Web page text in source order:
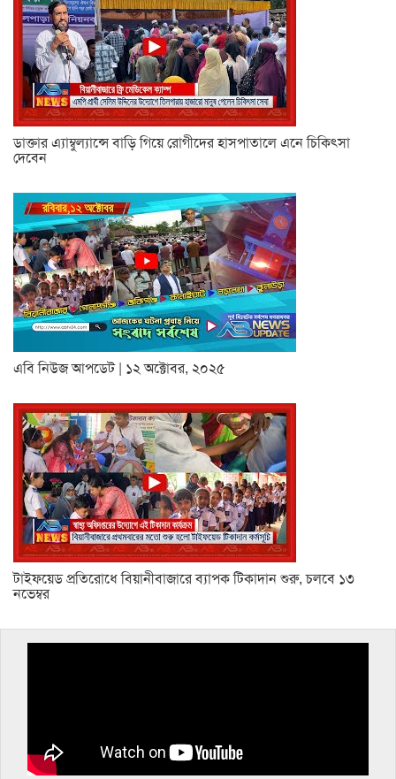
ডাক্তার এ্যাম্বুল্যান্সে বাড়ি গিয়ে রোগীদের হাসপাতালে এনে চিকিৎসা
দেবেন
এবি নিউজ আপডেট | ১২ অক্টোবর, ২০২৫
টাইফয়েড প্রতিরোধে বিয়ানীবাজারে ব্যাপক টিকাদান শুরু, চলবে ১৩
নভেম্বর